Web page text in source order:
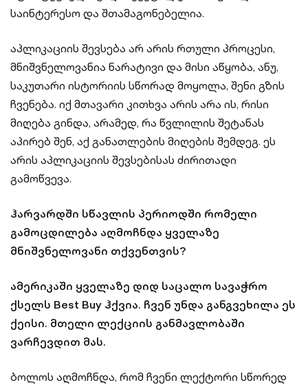
საინტერესო და შთამაგონებელია.
აპლიკაციის შევსება არ არის რთული პროცესი,
მნიშვნელოვანია ნარატივი და მისი აწყობა, ანუ,
საკუთარი ისტორიის სწორად მოყოლა, შენი გზის
ჩვენება. იქ მთავარი კითხვა არის არა ის, რისი
მიღება გინდა, არამედ, რა წვლილის შეტანას
აპირებ შენ, აქ განათლების მიღების შემდეგ. ეს
არის აპლიკაციის შევსებისას ძირითადი
გამოწვევა.
ჰარვარდში სწავლის პერიოდში რომელი
გამოცდილება აღმოჩნდა ყველაზე
მნიშვნელოვანი თქვენთვის?
ამერიკაში ყველაზე დიდ საცალო სავაჭრო
ქსელს Best Buy ჰქვია. ჩვენ უნდა განგვეხილა ეს
ქეისი. მთელი ლექციის განმავლობაში
ვარჩევდით მას.
ბოლოს აღმოჩნდა, რომ ჩვენი ლექტორი სწორედ